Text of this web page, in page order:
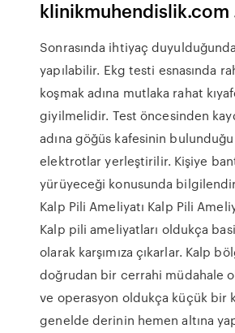
klinikmuhendislik.com
Sonrasında ihtiyaç
yapılabilir. Ekg testi esnasında
koşmak adına mutlaka rahat
giyilmelidir. Test öncesinden
adına göğüs kafesinin
elektrotlar yerleştirilir. Kişiye
yürüyeceği konusunda
Kalp Pili Ameliyatı Kalp Pili
Kalp pili ameliyatları oldukça
olarak karşımıza çıkarlar. Kalp
doğrudan bir cerrahi müdahale
ve operasyon oldukça küçük bir
genelde derinin hemen altına